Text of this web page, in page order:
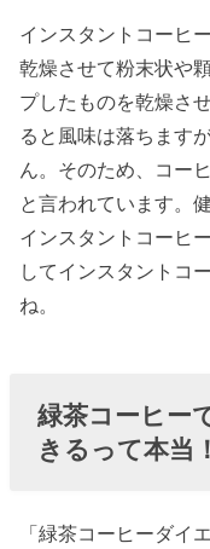
インスタントコーヒ
乾燥させて粉末状や
プしたものを乾燥さ
ると風味は落ちます
ん。そのため、コー
と言われています。
インスタントコーヒ
してインスタントコ
ね。
緑茶コーヒー
きるって本当
「緑茶コーヒーダイ